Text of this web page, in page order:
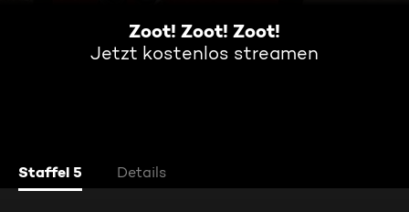
Zoot! Zoot! Zoot!
Jetzt kostenlos streamen
Staffel 5 Details